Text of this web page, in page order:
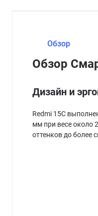
Обзор
Обзор
Дизайн и
Redmi 15C
мм при весе около
оттенков до более